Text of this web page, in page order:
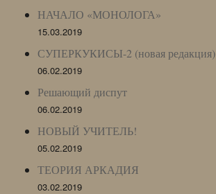
НАЧАЛО «МОНОЛОГА»
15.03.2019
СУПЕРКУКИСЫ-2 (новая редакция)
06.02.2019
Решающий диспут
06.02.2019
НОВЫЙ УЧИТЕЛЬ!
05.02.2019
ТЕОРИЯ АРКАДИЯ
03.02.2019